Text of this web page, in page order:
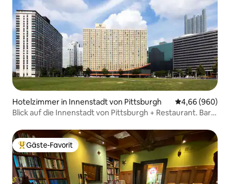
Hotelzimmer in Innenstadt von Pittsburgh
4,66 (960)
Blick auf die Innenstadt von Pittsburgh + Restaurant. Bar.
Beliebter Gäste-Favorit.
Gäste-Favorit